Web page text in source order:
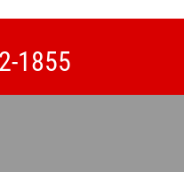
1855